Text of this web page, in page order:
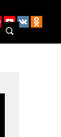
PinterestYouTube
VK